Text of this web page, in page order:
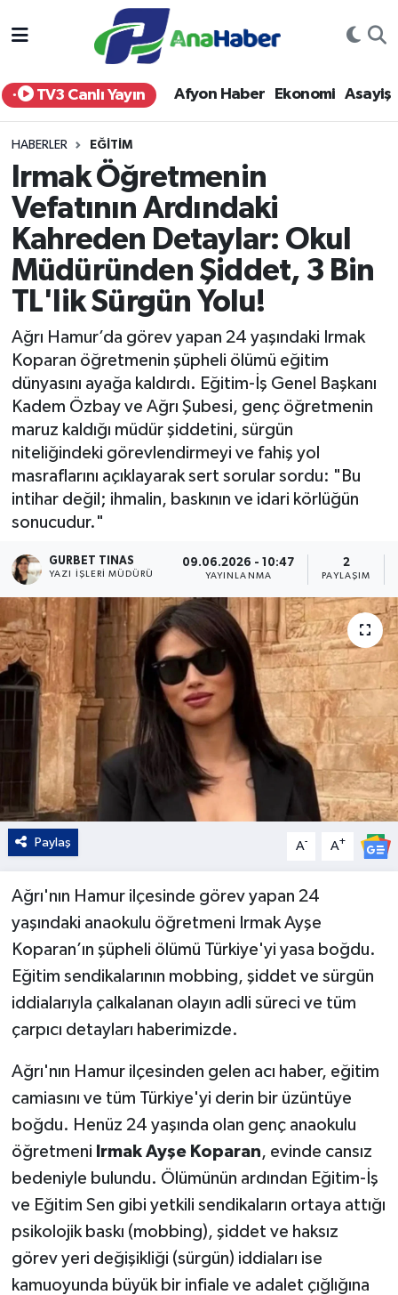
TV3 Canlı Yayın Afyon Haber Ekonomi Asayiş
HABERLER EĞITIM
Irmak Öğretmenin
Vefatının Ardındaki
Kahreden Detaylar: Okul
Müdüründen Şiddet, 3 Bin
TL'lik Sürgün Yolu!
Ağrı Hamur’da görev yapan 24 yaşındaki Irmak
Koparan öğretmenin şüpheli ölümü eğitim
dünyasını ayağa kaldırdı. Eğitim-İş Genel Başkanı
Kadem Özbay ve Ağrı Şubesi, genç öğretmenin
maruz kaldığı müdür şiddetini, sürgün
niteliğindeki görevlendirmeyi ve fahiş yol
masraflarını açıklayarak sert sorular sordu: "Bu
intihar değil; ihmalin, baskının ve idari körlüğün
sonucudur."
GURBET TINAS
YAZI İŞLERI MÜDÜRÜ
09.06.2026 - 10:47
YAYINLANMA
2
PAYLAŞIM
Paylaş A- A+
Ağrı'nın Hamur ilçesinde görev yapan 24
yaşındaki anaokulu öğretmeni Irmak Ayşe
Koparan’ın şüpheli ölümü Türkiye'yi yasa boğdu.
Eğitim sendikalarının mobbing, şiddet ve sürgün
iddialarıyla çalkalanan olayın adli süreci ve tüm
çarpıcı detayları haberimizde.
Ağrı'nın Hamur ilçesinden gelen acı haber, eğitim
camiasını ve tüm Türkiye'yi derin bir üzüntüye
boğdu. Henüz 24 yaşında olan genç anaokulu
öğretmeni Irmak Ayşe Koparan, evinde cansız
bedeniyle bulundu. Ölümünün ardından Eğitim-İş
ve Eğitim Sen gibi yetkili sendikaların ortaya attığı
psikolojik baskı (mobbing), şiddet ve haksız
görev yeri değişikliği (sürgün) iddiaları ise
kamuoyunda büyük bir infiale ve adalet çığlığına
Yurt Haber
Afyon Haber
Ekonomi
Siyaset
Spor
Eğitim
Sağlık
Teknoloji
Kültür - Sanat
Yaşam
Afyonkarahisar Nöbetçi Eczaneler
Afyonkarahisar Hava Durumu
Afyonkarahisar Namaz Vakitleri
Afyonkarahisar Trafik Yoğunluk Haritası
Süper Lig Puan Durumu ve Fikstür
Tüm Manşetler
Son Dakika Haberleri
Haber Arşivi